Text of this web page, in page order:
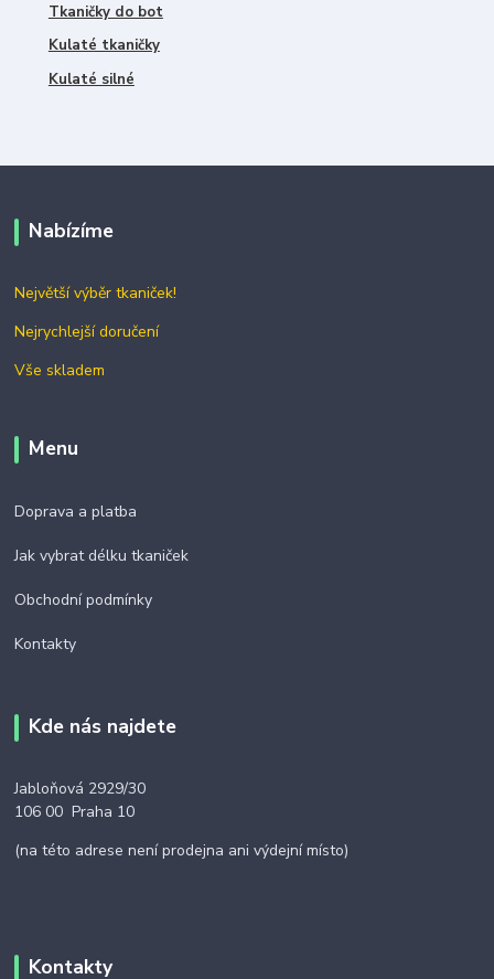
Tkaničky do bot
Kulaté tkaničky
Kulaté silné
Nabízíme
Největší výběr tkaniček!
Nejrychlejší doručení
Vše skladem
Menu
Doprava a platba
Jak vybrat délku tkaniček
Obchodní podmínky
Kontakty
Kde nás najdete
Jabloňová 2929/30
106 00 Praha 10
(na této adrese není prodejna ani výdejní místo)
Kontakty